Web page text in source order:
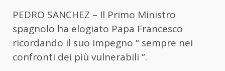
PEDRO SANCHEZ – Il Primo Ministro
spagnolo ha elogiato Papa Francesco
ricordando il suo impegno “ sempre nei
confronti dei più vulnerabili “.